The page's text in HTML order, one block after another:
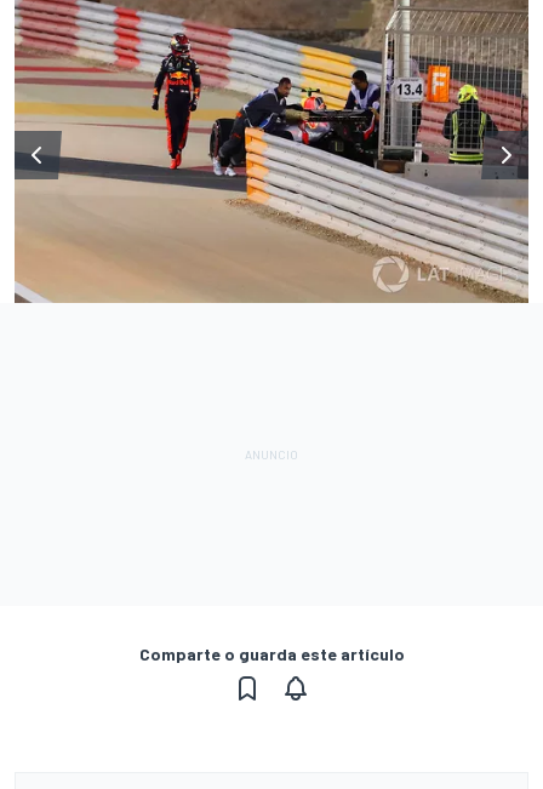
Comparte o guarda este artículo